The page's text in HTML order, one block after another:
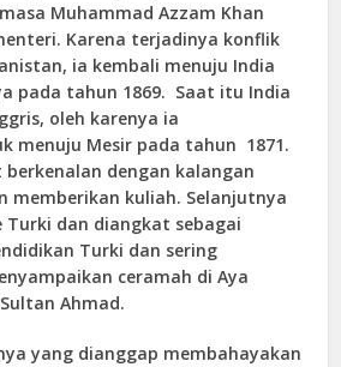
Muhammad Azzam Khan
Karena terjadinya konflik
ia kembali menuju India
pada tahun 1869. Saat itu India
oleh karenya ia
menuju Mesir pada tahun 1871.
dengan kalangan
memberikan kuliah. Selanjutnya
Turki dan diangkat sebagai
Turki dan sering
ceramah di Aya
Ahmad.
yang dianggap membahayakan